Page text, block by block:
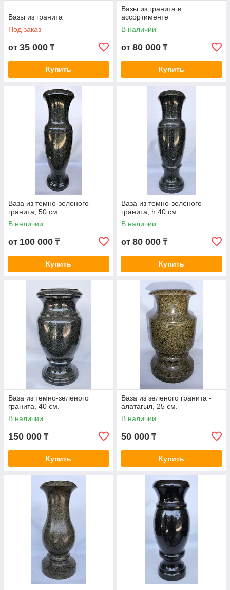
Вазы из гранита
Под заказ
от 35 000 ₸
Купить
Вазы из гранита в
ассортименте
В наличии
от 80 000 ₸
Купить
Ваза из темно-зеленого
гранита, 50 см.
В наличии
от 100 000 ₸
Купить
Ваза из темно-зеленого
гранита, h 40 см.
В наличии
от 80 000 ₸
Купить
Ваза из темно-зеленого
гранита, 40 см.
В наличии
150 000 ₸
Купить
Ваза из зеленого гранита -
алатагыл, 25 см.
В наличии
50 000 ₸
Купить